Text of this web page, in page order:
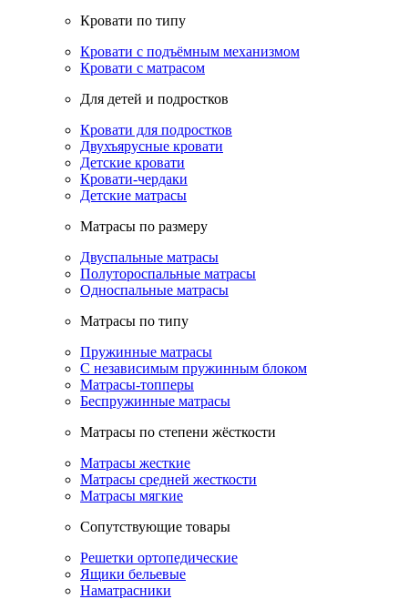
Кровати по типу
Кровати с подъёмным механизмом
Кровати с матрасом
Для детей и подростков
Кровати для подростков
Двухъярусные кровати
Детские кровати
Кровати-чердаки
Детские матрасы
Матрасы по размеру
Двуспальные матрасы
Полутороспальные матрасы
Односпальные матрасы
Матрасы по типу
Пружинные матрасы
С независимым пружинным блоком
Матрасы-топперы
Беспружинные матрасы
Матрасы по степени жёсткости
Матрасы жесткие
Матрасы средней жесткости
Матрасы мягкие
Сопутствующие товары
Решетки ортопедические
Ящики бельевые
Наматрасники